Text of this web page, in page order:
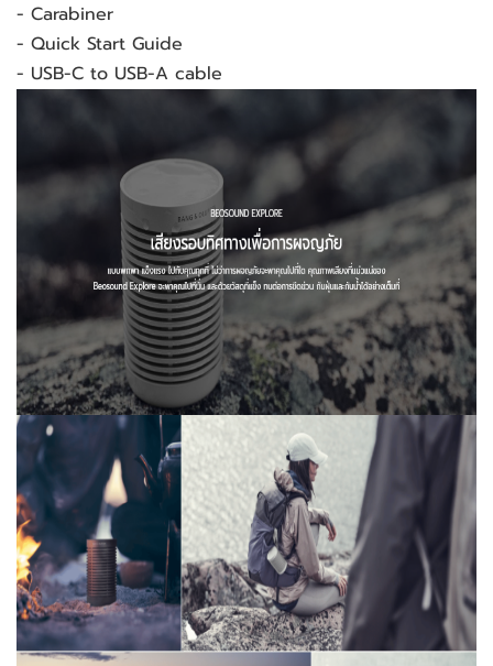
- Carabiner
- Quick Start Guide
- USB-C to USB-A cable